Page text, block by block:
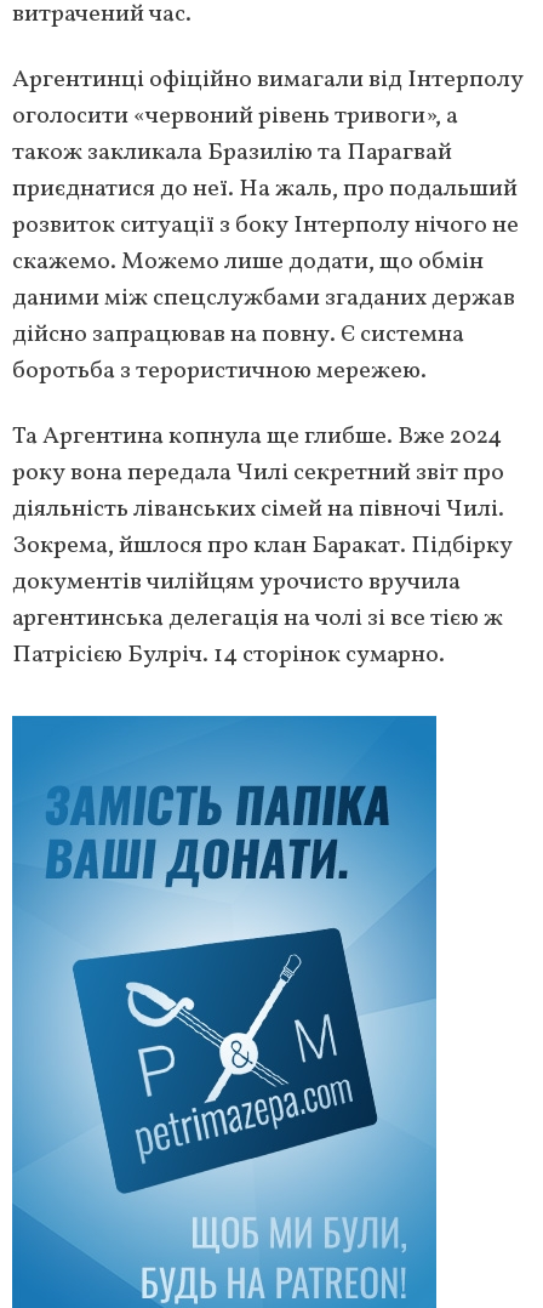
витрачений час.
Аргентинці офіційно вимагали від Інтерполу
оголосити «червоний рівень тривоги», а
також закликала Бразилію та Парагвай
приєднатися до неї. На жаль, про подальший
розвиток ситуації з боку Інтерполу нічого не
скажемо. Можемо лише додати, що обмін
даними між спецслужбами згаданих держав
дійсно запрацював на повну. Є системна
боротьба з терористичною мережею.
Та Аргентина копнула ще глибше. Вже 2024
року вона передала Чилі секретний звіт про
діяльність ліванських сімей на півночі Чилі.
Зокрема, йшлося про клан Баракат. Підбірку
документів чилійцям урочисто вручила
аргентинська делегація на чолі зі все тією ж
Патрісією Булріч. 14 сторінок сумарно.